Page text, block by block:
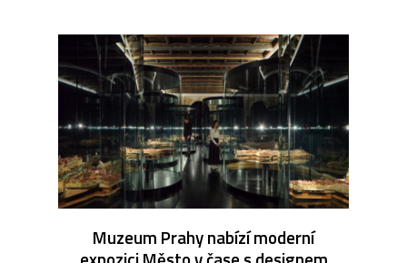
Muzeum Prahy nabízí moderní